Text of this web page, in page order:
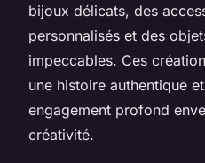
bijoux délicats, des
personnalisés et des
impeccables. Ces
une histoire authentique
engagement profond
créativité.